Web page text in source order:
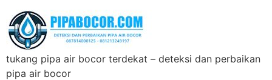
tukang pipa air bocor terdekat – deteksi dan perbaikan
pipa air bocor